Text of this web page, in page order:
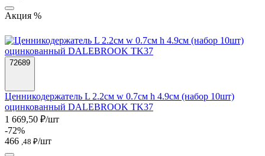
Акция %
72689
Ценникодержатель L 2.2см w 0.7см h 4.9см (набор 10шт)
оцинкованный DALEBROOK TK37
1 669,50 ₽/шт
-72%
466 ,48 ₽/шт